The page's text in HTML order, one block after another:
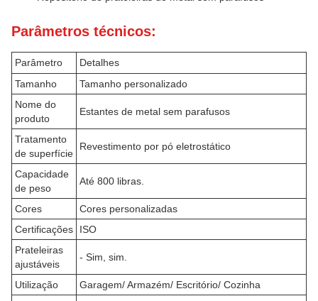
Parâmetros técnicos:
Parâmetro
Detalhes
Tamanho
Tamanho personalizado
Nome do
produto
Estantes de metal sem parafusos
Tratamento
de superfície
Revestimento por pó eletrostático
Capacidade
de peso
Até 800 libras.
Cores
Cores personalizadas
Certificações
ISO
Prateleiras
ajustáveis
- Sim, sim.
Utilização
Garagem/ Armazém/ Escritório/ Cozinha